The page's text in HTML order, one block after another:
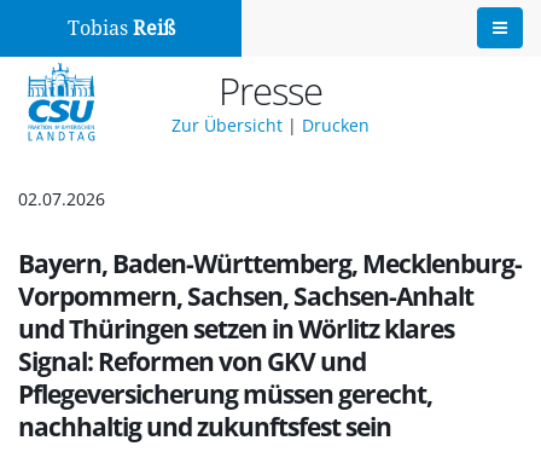
Tobias Reiß
Presse
Zur Übersicht | Drucken
02.07.2026
Bayern, Baden-Württemberg, Mecklenburg-
Vorpommern, Sachsen, Sachsen-Anhalt
und Thüringen setzen in Wörlitz klares
Signal: Reformen von GKV und
Pflegeversicherung müssen gerecht,
nachhaltig und zukunftsfest sein